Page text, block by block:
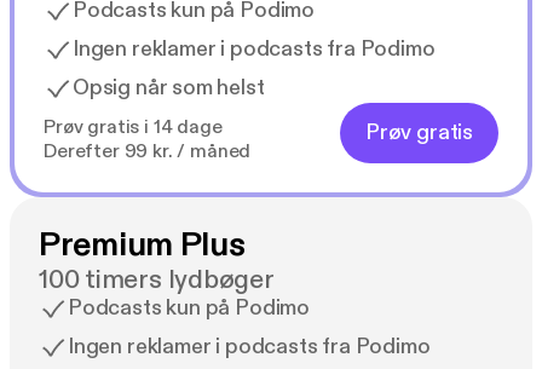
Podcasts kun på Podimo
Ingen reklamer i podcasts fra Podimo
Opsig når som helst
Prøv gratis i 14 dage
Derefter 99 kr. / måned
Prøv gratis
Premium Plus
100 timers lydbøger
Podcasts kun på Podimo
Ingen reklamer i podcasts fra Podimo